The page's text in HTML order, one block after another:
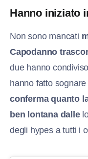
Hanno iniziato
Non sono mancati
Capodanno
due hanno
hanno fatto
conferma quanto
ben lontana dalle
degli hypes a tutti i